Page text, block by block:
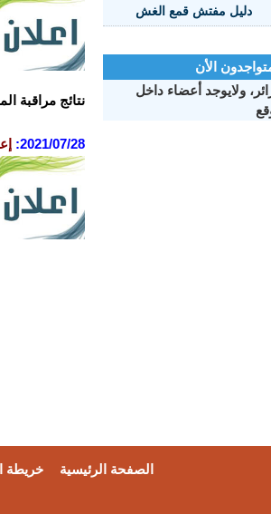
دليل مفتش قمع الغش
الأن
زائر، ولايوجد أعضاء داخل
نتائج مراقبة
2021/07/28
:
الصفحة الرئيسية خريطة